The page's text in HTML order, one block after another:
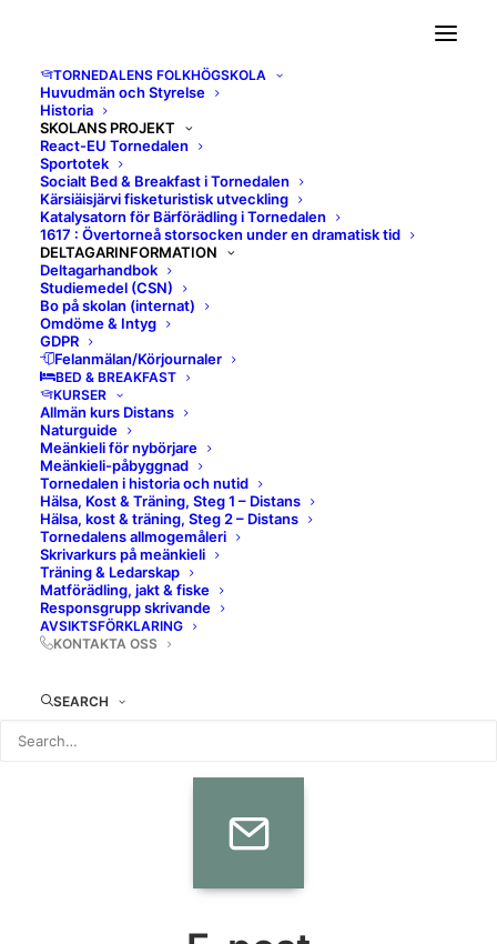
TORNEDALENS FOLKHÖGSKOLA
Huvudmän och Styrelse
Historia
SKOLANS PROJEKT
React-EU Tornedalen
Sportotek
Socialt Bed & Breakfast i Tornedalen
Kärsiäisjärvi fisketuristisk utveckling
Katalysatorn för Bärförädling i Tornedalen
1617 : Övertorneå storsocken under en dramatisk tid
DELTAGARINFORMATION
Deltagarhandbok
Studiemedel (CSN)
Bo på skolan (internat)
Omdöme & Intyg
GDPR
Felanmälan/Körjournaler
BED & BREAKFAST
KURSER
Allmän kurs Distans
Naturguide
Meänkieli för nybörjare
Meänkieli-påbyggnad
Tornedalen i historia och nutid
Hälsa, Kost & Träning, Steg 1 – Distans
Hälsa, kost & träning, Steg 2 – Distans
Tornedalens allmogemåleri
Skrivarkurs på meänkieli
Träning & Ledarskap
Matförädling, jakt & fiske
Responsgrupp skrivande
AVSIKTSFÖRKLARING
KONTAKTA OSS
SEARCH
Telefon
Hitta till oss